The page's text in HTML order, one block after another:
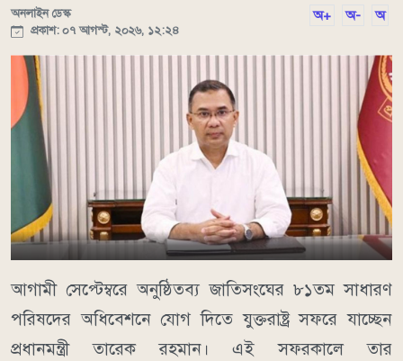
অনলাইন ডেস্ক
প্রকাশ: ০৭ আগস্ট, ২০২৬, ১২:২৪
অ+ অ- অ
আগামী সেপ্টেম্বরে অনুষ্ঠিতব্য জাতিসংঘের ৮১তম সাধারণ
পরিষদের অধিবেশনে যোগ দিতে যুক্তরাষ্ট্র সফরে যাচ্ছেন
প্রধানমন্ত্রী তারেক রহমান। এই সফরকালে তার